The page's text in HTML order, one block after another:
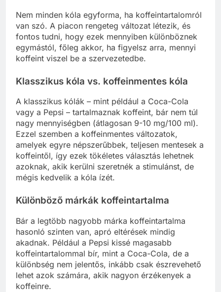
Nem minden kóla egyforma, ha koffeintartalomról
van szó. A piacon rengeteg változat létezik, és
fontos tudni, hogy ezek mennyiben különböznek
egymástól, főleg akkor, ha figyelsz arra, mennyi
koffeint viszel be a szervezetedbe.
Klasszikus kóla vs. koffeinmentes kóla
A klasszikus kólák – mint például a Coca-Cola
vagy a Pepsi – tartalmaznak koffeint, bár nem túl
nagy mennyiségben (átlagosan 9-10 mg/100 ml).
Ezzel szemben a koffeinmentes változatok,
amelyek egyre népszerűbbek, teljesen mentesek a
koffeintől, így ezek tökéletes választás lehetnek
azoknak, akik kerülni szeretnék a stimulánst, de
mégis kedvelik a kóla ízét.
Különböző márkák koffeintartalma
Bár a legtöbb nagyobb márka koffeintartalma
hasonló szinten van, apró eltérések mindig
akadnak. Például a Pepsi kissé magasabb
koffeintartalommal bír, mint a Coca-Cola, de a
különbség nem jelentős, inkább csak észrevehető
lehet azok számára, akik nagyon érzékenyek a
koffeinre.